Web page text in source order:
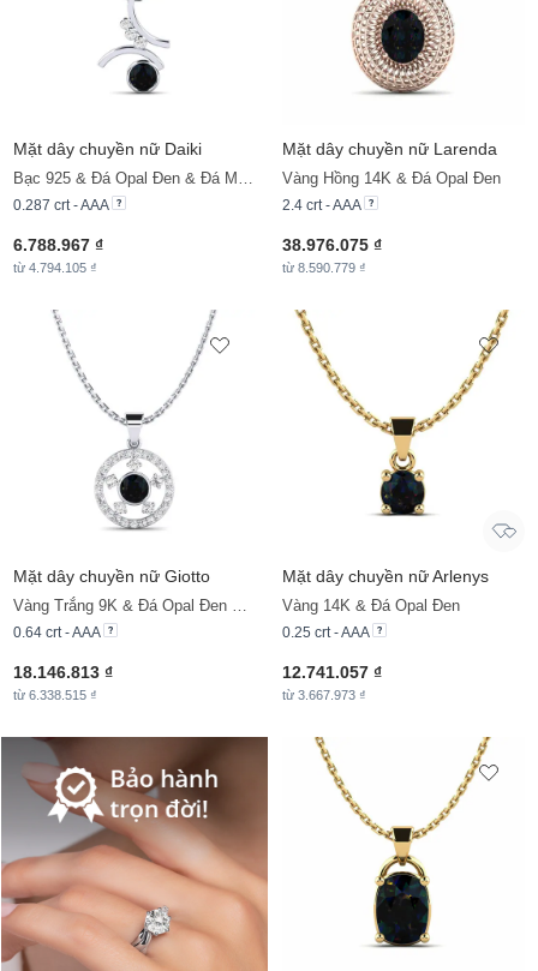
Mặt dây chuyền nữ Daiki
Bạc 925 & Đá Opal Đen & Đá Moissanite
0.287 crt - AAA
6.788.967 ₫
từ 4.794.105 ₫
Mặt dây chuyền nữ Larenda
Vàng Hồng 14K & Đá Opal Đen
2.4 crt - AAA
38.976.075 ₫
từ 8.590.779 ₫
Mặt dây chuyền nữ Giotto
Vàng Trắng 9K & Đá Opal Đen & Đá Moissanite
0.64 crt - AAA
18.146.813 ₫
từ 6.338.515 ₫
Mặt dây chuyền nữ Arlenys
Vàng 14K & Đá Opal Đen
0.25 crt - AAA
12.741.057 ₫
từ 3.667.973 ₫